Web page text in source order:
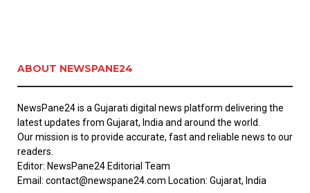
ABOUT NEWSPANE24
NewsPane24 is a Gujarati digital news platform delivering the
latest updates from Gujarat, India and around the world.
Our mission is to provide accurate, fast and reliable news to our
readers.
Editor: NewsPane24 Editorial Team
Email: contact@newspane24.com Location: Gujarat, India